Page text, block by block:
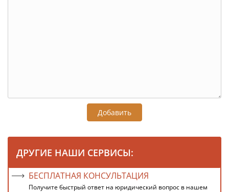
Добавить
ДРУГИЕ НАШИ СЕРВИСЫ:
БЕСПЛАТНАЯ КОНСУЛЬТАЦИЯ
Получите быстрый ответ на юридический вопрос в нашем